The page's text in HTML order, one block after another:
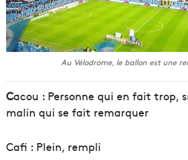
Au Vélodrome, le ballon est une
Cacou : Personne qui en fait trop,
malin qui se fait remarquer
Cafi : Plein, rempli